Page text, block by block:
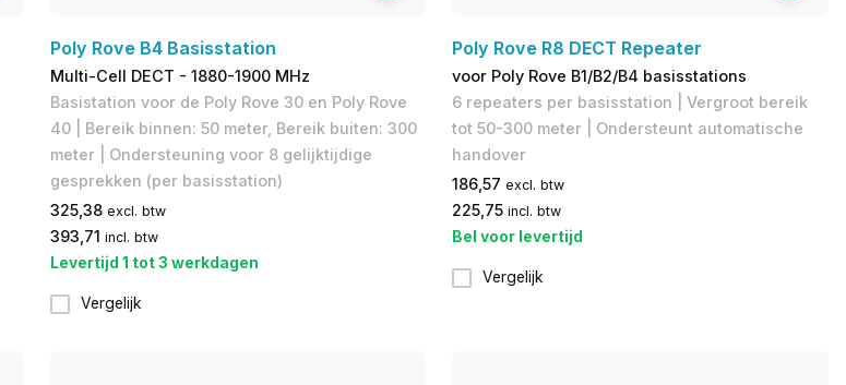
Poly Rove B4 Basisstation
Multi-Cell DECT - 1880-1900 MHz
Basistation voor de Poly Rove 30 en Poly Rove
40 | Bereik binnen: 50 meter, Bereik buiten: 300
meter | Ondersteuning voor 8 gelijktijdige
gesprekken (per basisstation)
325,38 excl. btw
393,71 incl. btw
Levertijd 1 tot 3 werkdagen
Vergelijk
Poly Rove R8 DECT Repeater
voor Poly Rove B1/B2/B4 basisstations
6 repeaters per basisstation | Vergroot bereik
tot 50-300 meter | Ondersteunt automatische
handover
186,57 excl. btw
225,75 incl. btw
Bel voor levertijd
Vergelijk